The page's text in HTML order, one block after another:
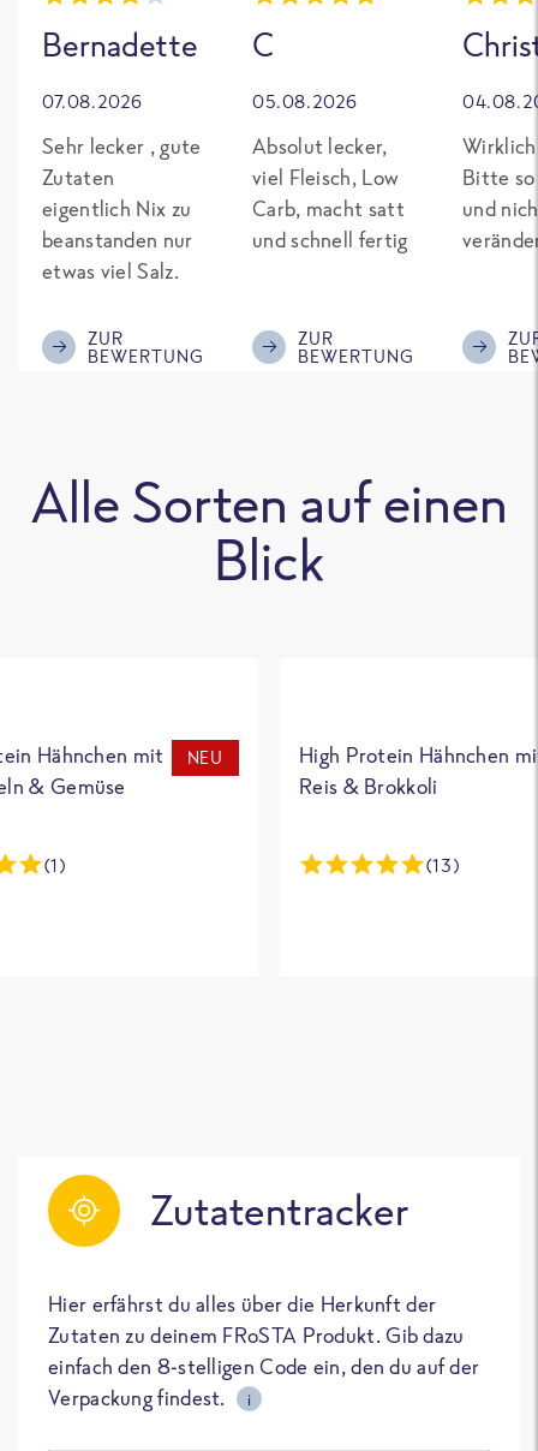
Bernadette
07.08.2026
Sehr lecker , gute
Zutaten
eigentlich Nix zu
beanstanden nur
etwas viel Salz.
ZUR
BEWERTUNG
C
05.08.2026
Absolut lecker,
viel Fleisch, Low
Carb, macht satt
und schnell fertig
ZUR
BEWERTUNG
Bitte so
und
Alle Sorten auf einen
Blick
Hähnchen mit
& Gemüse
NEU
(1)
High Protein Hähnchen
Reis & Brokkoli
(13)
Zutatentracker
Hier erfährst du alles über die Herkunft der
Zutaten zu deinem FRoSTA Produkt. Gib dazu
einfach den 8-stelligen Code ein, den du auf der
Verpackung findest.
i